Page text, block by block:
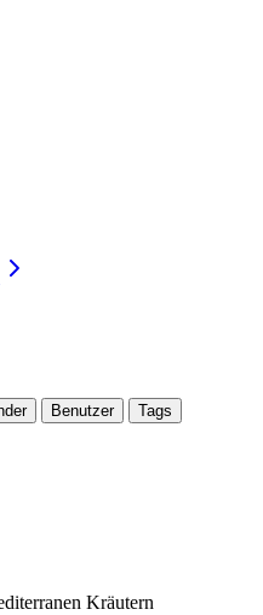
Benutzer Tags
Kräutern